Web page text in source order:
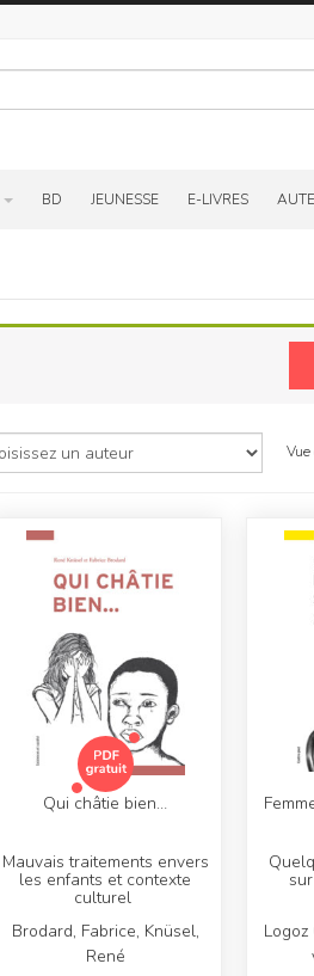
BD JEUNESSE E-LIVRES
Qui châtie bien…
Mauvais traitements envers
les enfants et contexte
culturel
Brodard, Fabrice, Knüsel,
René